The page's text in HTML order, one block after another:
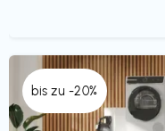
bis zu -20%